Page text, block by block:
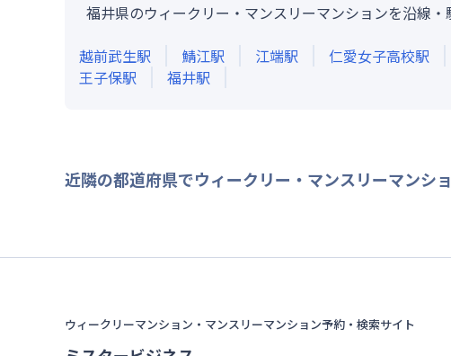
福井県のウィークリー・マンスリーマンションを沿線・
越前武生駅 鯖江駅 江端駅 仁愛女子高校駅
王子保駅 福井駅
近隣の都道府県でウィークリー・マンスリーマンシ
ウィークリーマンション・マンスリーマンション予約・検索サイト